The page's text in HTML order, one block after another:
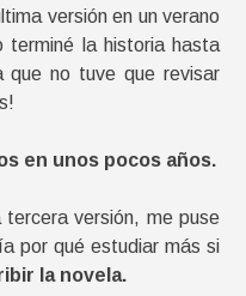
versión en un verano
la historia hasta
que no tuve que revisar
en unos pocos años.
tercera versión, me puse
por qué estudiar más si
la novela.